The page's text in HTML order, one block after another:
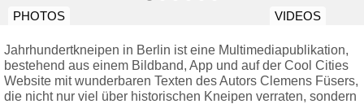
PHOTOS VIDEOS
Jahrhundertkneipen in Berlin ist eine Multimediapublikation,
bestehend aus einem Bildband, App und auf der Cool Cities
Website mit wunderbaren Texten des Autors Clemens Füsers,
die nicht nur viel über historischen Kneipen verraten, sondern